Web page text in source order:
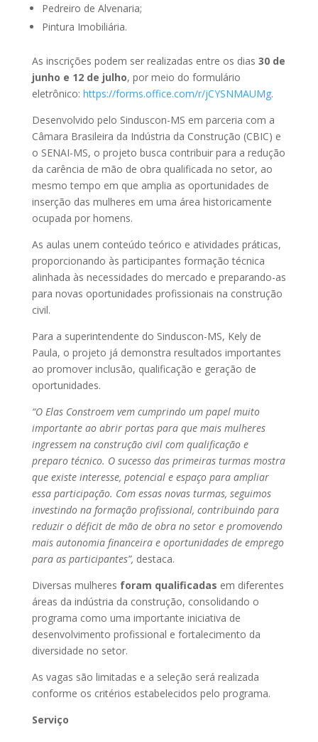
Pedreiro de Alvenaria;
Pintura Imobiliária.
As inscrições podem ser realizadas entre os dias 30 de
junho e 12 de julho, por meio do formulário
eletrônico: https://forms.office.com/r/jCYSNMAUMg.
Desenvolvido pelo Sinduscon-MS em parceria com a
Câmara Brasileira da Indústria da Construção (CBIC) e
o SENAI-MS, o projeto busca contribuir para a redução
da carência de mão de obra qualificada no setor, ao
mesmo tempo em que amplia as oportunidades de
inserção das mulheres em uma área historicamente
ocupada por homens.
As aulas unem conteúdo teórico e atividades práticas,
proporcionando às participantes formação técnica
alinhada às necessidades do mercado e preparando-as
para novas oportunidades profissionais na construção
civil.
Para a superintendente do Sinduscon-MS, Kely de
Paula, o projeto já demonstra resultados importantes
ao promover inclusão, qualificação e geração de
oportunidades.
“O Elas Constroem vem cumprindo um papel muito
importante ao abrir portas para que mais mulheres
ingressem na construção civil com qualificação e
preparo técnico. O sucesso das primeiras turmas mostra
que existe interesse, potencial e espaço para ampliar
essa participação. Com essas novas turmas, seguimos
investindo na formação profissional, contribuindo para
reduzir o déficit de mão de obra no setor e promovendo
mais autonomia financeira e oportunidades de emprego
para as participantes”, destaca.
Diversas mulheres foram qualificadas em diferentes
áreas da indústria da construção, consolidando o
programa como uma importante iniciativa de
desenvolvimento profissional e fortalecimento da
diversidade no setor.
As vagas são limitadas e a seleção será realizada
conforme os critérios estabelecidos pelo programa.
Serviço